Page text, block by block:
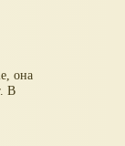
она
В